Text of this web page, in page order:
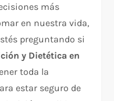
más
en nuestra vida,
preguntando si
y Dietética en
toda la
estar seguro de